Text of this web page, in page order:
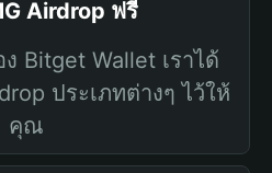
Airdrop ฟรี
Bitget Wallet เราได้
ประเภทต่างๆ ไว้ให้
คุณ